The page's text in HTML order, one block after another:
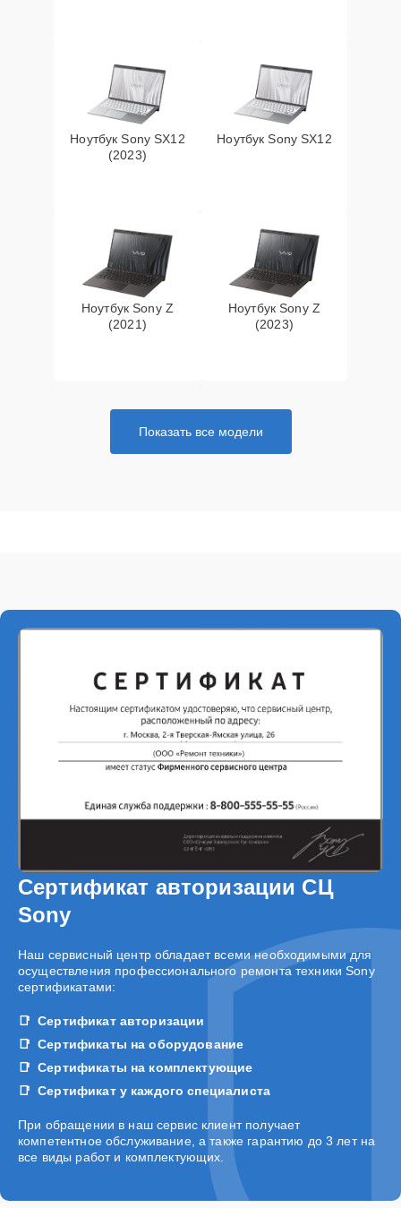
Ноутбук Sony SX12
(2023)
Ноутбук Sony SX12
Ноутбук Sony Z
(2021)
Ноутбук Sony Z
(2023)
Показать все модели
Сертификат авторизации СЦ
Sony
Наш сервисный центр обладает всеми необходимыми для
осуществления профессионального ремонта техники Sony
сертификатами:
Сертификат авторизации
Сертификаты на оборудование
Сертификаты на комплектующие
Сертификат у каждого специалиста
При обращении в наш сервис клиент получает
компетентное обслуживание, а также гарантию до 3 лет на
все виды работ и комплектующих.